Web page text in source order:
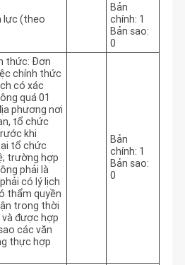
lực (theo
Bản
chính: 1
Bản sao:
0
thức: Đơn
chính thức
có xác
quá 01
phương nơi
tổ chức
khi
tổ chức
trường hợp
phải là
có lý lịch
thẩm quyền
trong thời
và được hợp
các văn
thực hợp
Bản
chính: 1
Bản sao:
0